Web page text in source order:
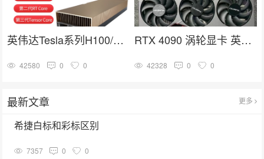
英伟达Tesla系列H100/A100/V100/A40计算加速高端GPU推理训练显卡
42580 0 0
RTX 4090 涡轮显卡 英伟达4090系列 深度学习 GPU加速卡
42328 0 0
最新文章 更多
希捷白标和彩标区别
7357 0 0